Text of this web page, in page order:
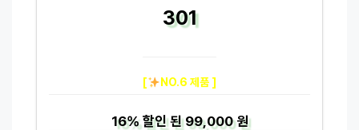
301
[ NO.6 제품 ]
16%할인 된99,000 원